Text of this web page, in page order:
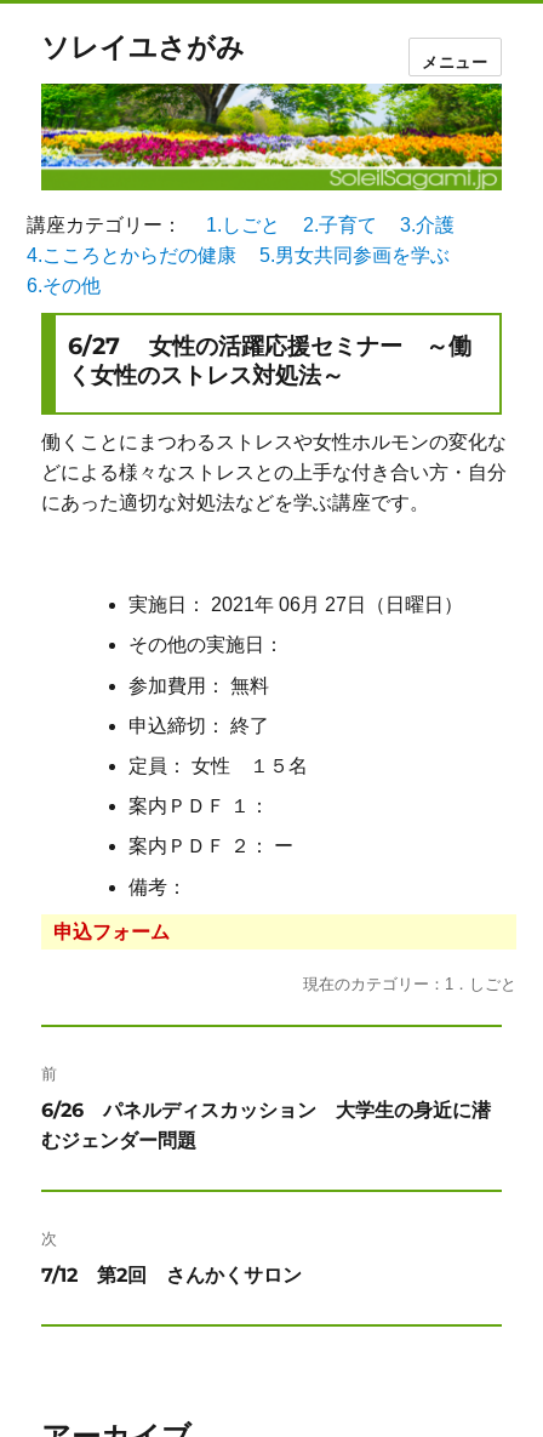
ソレイユさがみ メニュー
講座カテゴリー： 1.しごと 2.子育て
3.介護
4.こころとからだの健康
5.男女共同参画を学ぶ
6.その他
6/27 女性の活躍応援セミナー ～働
く女性のストレス対処法～
働くことにまつわるストレスや女性ホルモンの変化な
どによる様々なストレスとの上手な付き合い方・自分
にあった適切な対処法などを学ぶ講座です。
実施日： 2021年 06月 27日（日曜日）
その他の実施日：
参加費用： 無料
申込締切： 終了
定員： 女性 １５名
案内ＰＤＦ １：
案内ＰＤＦ ２： ー
備考：
申込フォーム
現在のカテゴリー：1．しごと
稿
ナ
ビ
ゲ
ー
シ
ン
前
前
の
6/26 パネルディスカッション 大学生の身近に潜
むジェンダー問題
次
次
7/12 第2回 さんかくサロン